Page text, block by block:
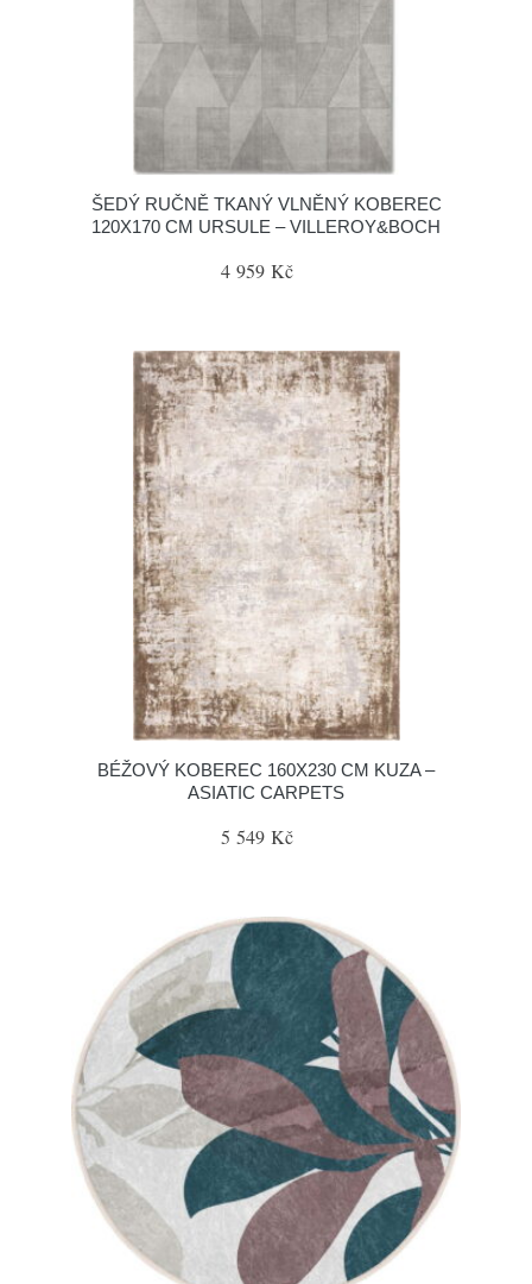
ŠEDÝ RUČNĚ TKANÝ VLNĚNÝ KOBEREC
120X170 CM URSULE – VILLEROY&BOCH
4 959 Kč
BÉŽOVÝ KOBEREC 160X230 CM KUZA –
ASIATIC CARPETS
5 549 Kč